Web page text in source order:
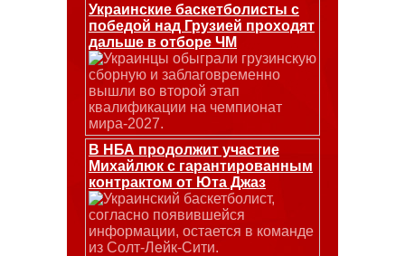
Украинские баскетболисты с
победой над Грузией проходят
дальше в отборе ЧМ
Украинцы обыграли грузинскую
сборную и заблаговременно
вышли во второй этап
квалификации на чемпионат
мира-2027.
В НБА продолжит участие
Михайлюк с гарантированным
контрактом от Юта Джаз
Украинский баскетболист,
согласно появившейся
информации, остается в команде
из Солт-Лейк-Сити.